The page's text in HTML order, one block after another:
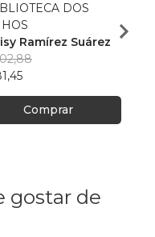
DOS
Ramírez Suárez
Comprar
gostar de